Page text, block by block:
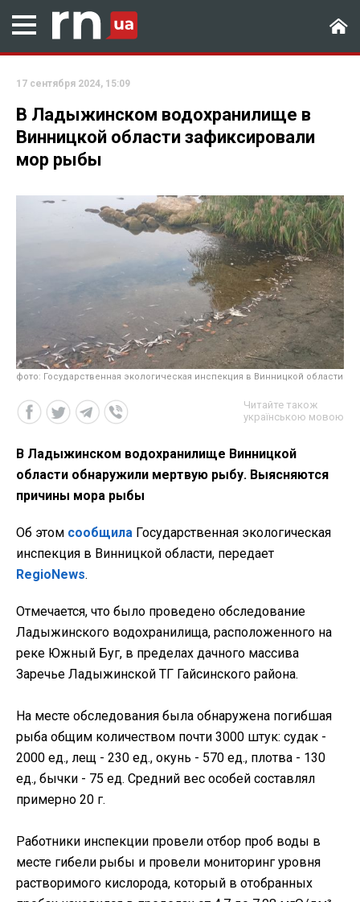
17 сентября 2024, 15:09
В Ладыжинском водохранилище в
Винницкой области зафиксировали
мор рыбы
фото: Государственная экологическая инспекция в Винницкой области
Читайте також
українською мовою
В Ладыжинском водохранилище Винницкой
области обнаружили мертвую рыбу. Выясняются
причины мора рыбы
Об этом сообщила Государственная экологическая
инспекция в Винницкой области, передает
RegioNews.
Отмечается, что было проведено обследование
Ладыжинского водохранилища, расположенного на
реке Южный Буг, в пределах дачного массива
Заречье Ладыжинской ТГ Гайсинского района.
На месте обследования была обнаружена погибшая
рыба общим количеством почти 3000 штук: судак -
2000 ед., лещ - 230 ед., окунь - 570 ед., плотва - 130
ед., бычки - 75 ед. Средний вес особей составлял
примерно 20 г.
Работники инспекции провели отбор проб воды в
месте гибели рыбы и провели мониторинг уровня
растворимого кислорода, который в отобранных